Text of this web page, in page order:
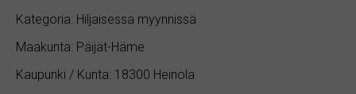
Kategoria: Hiljaisessa myynnissä
Maakunta: Päijät-Häme
Kaupunki / Kunta: 18300 Heinola